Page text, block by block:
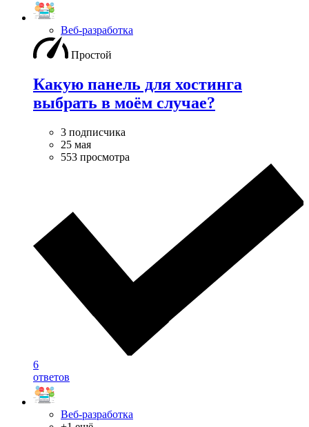
Веб-разработка
Простой
Какую панель для хостинга
выбрать в моём случае?
3 подписчика
25 мая
553 просмотра
6
ответов
Веб-разработка